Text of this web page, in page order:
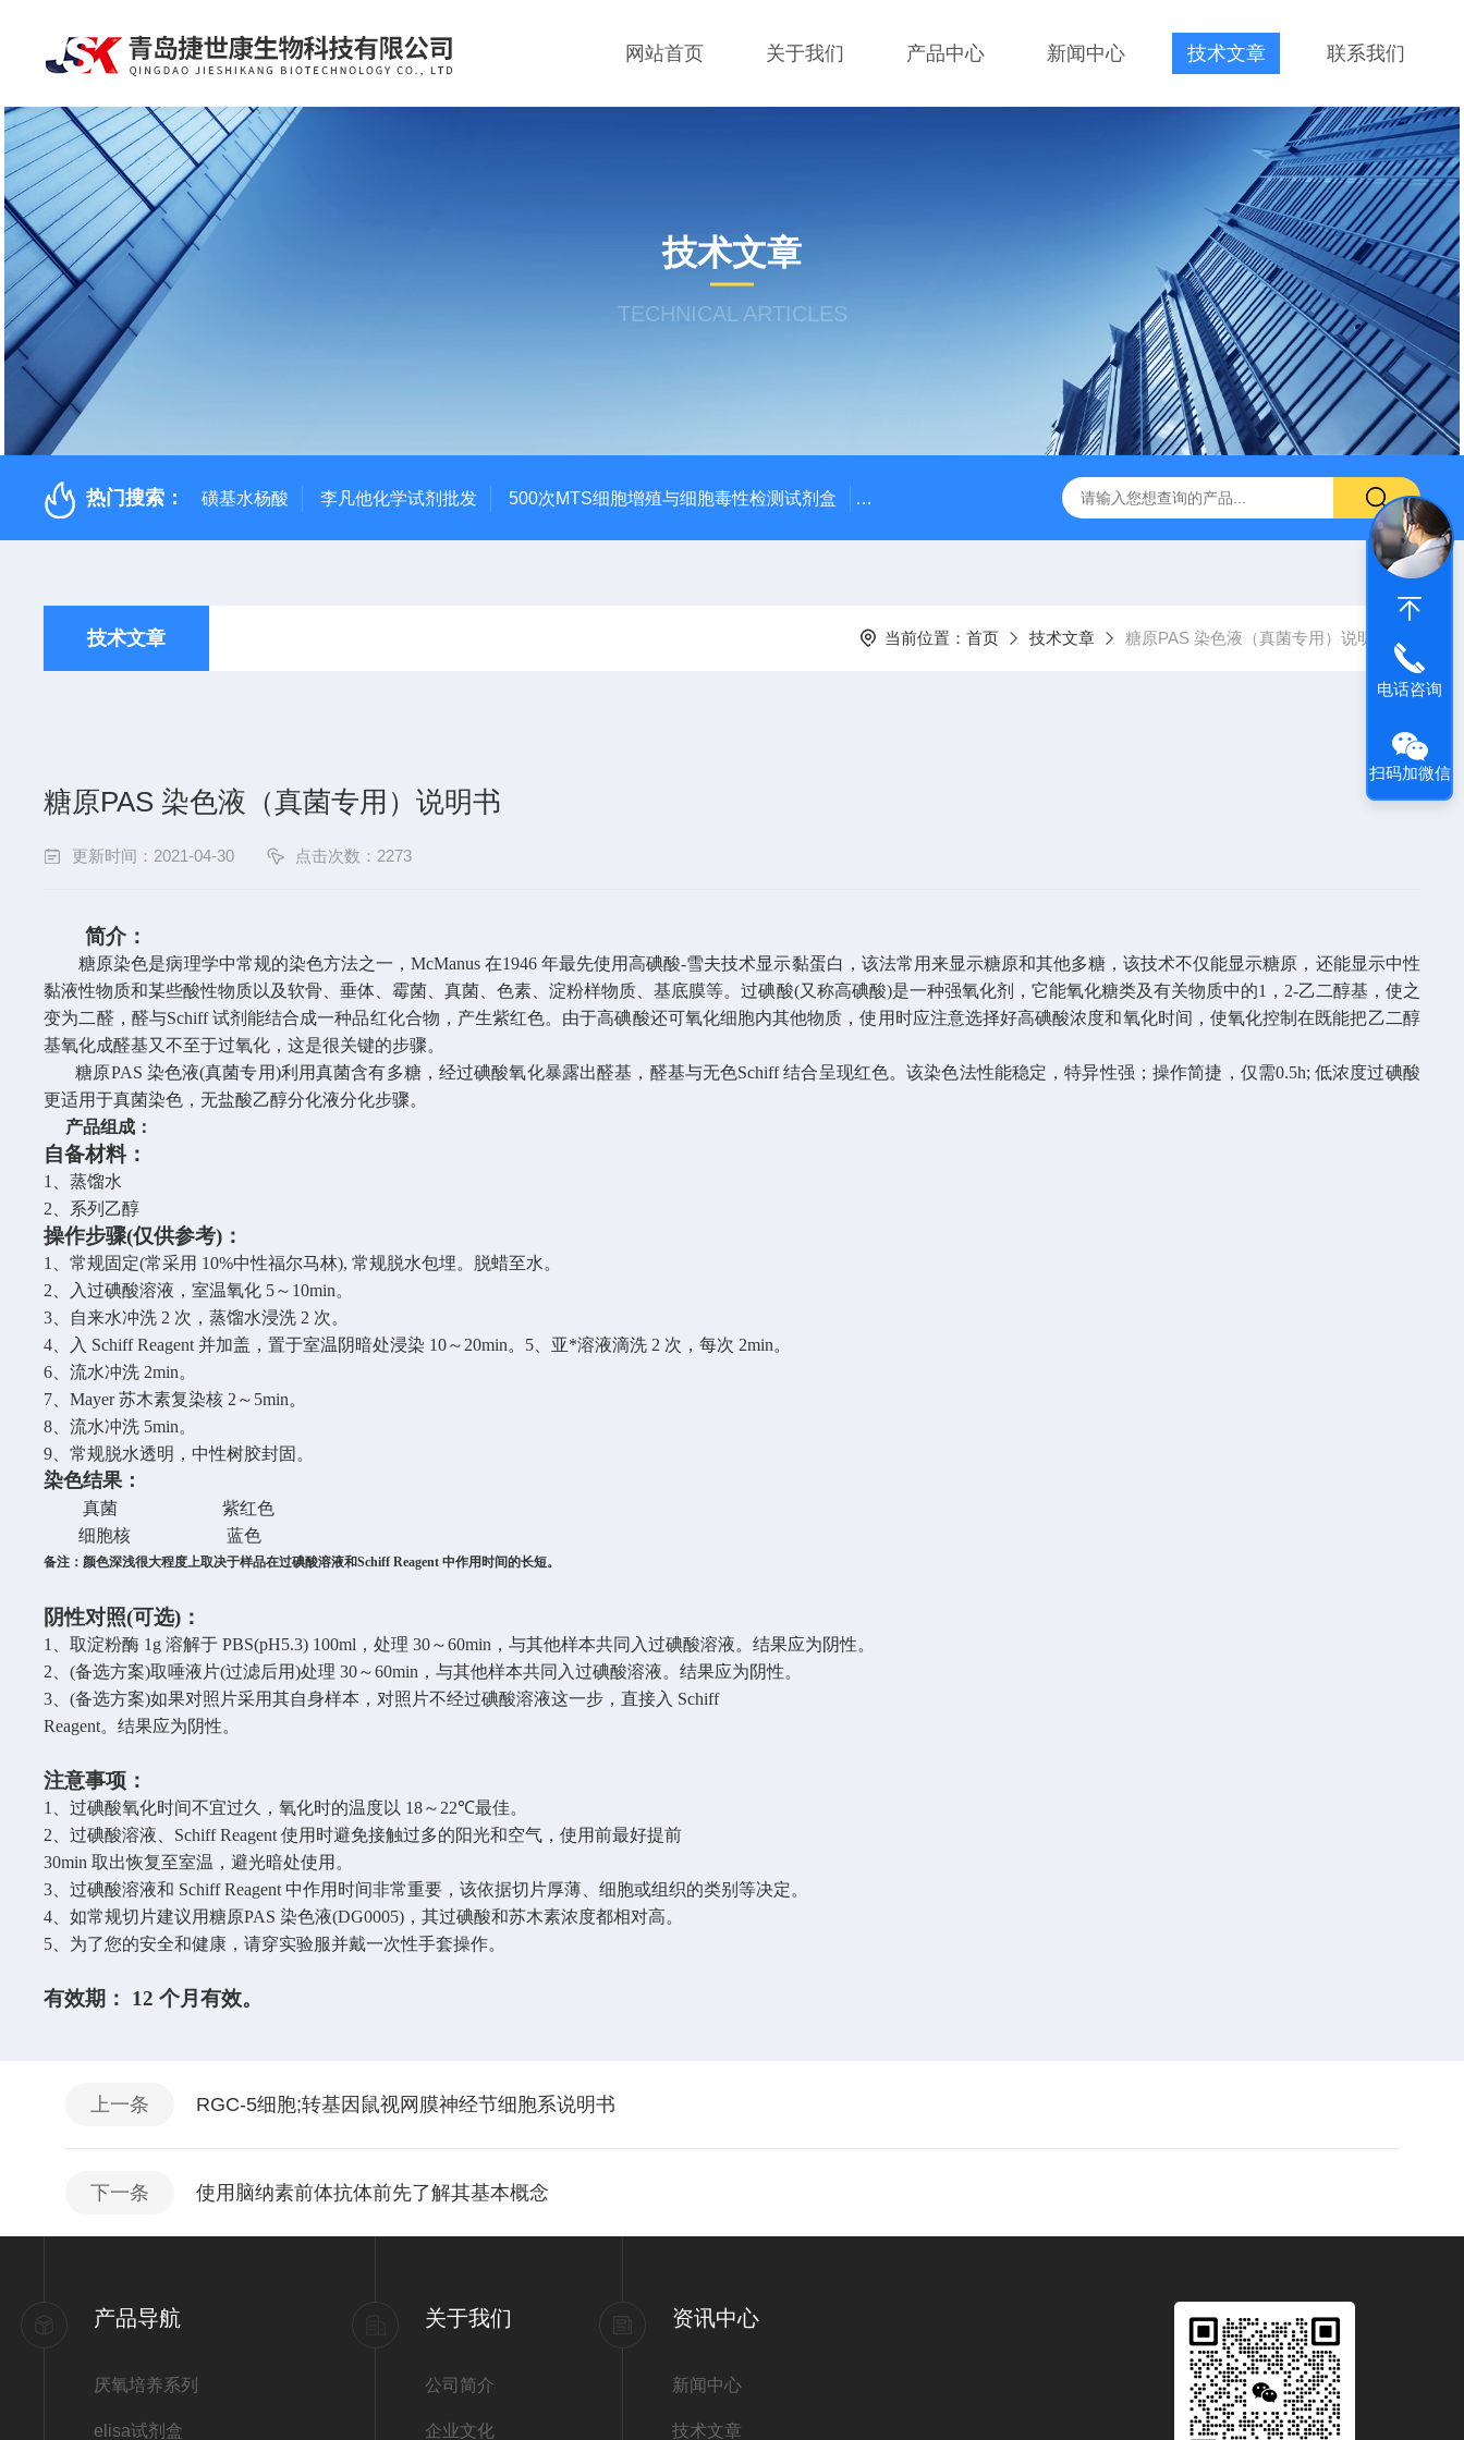
网站首页 关于我们 产品中心 新闻中心 技术文章 联系我们
技术文章
TECHNICAL ARTICLES
热门搜索： 磺基水杨酸 李凡他化学试剂批发 500次MTS细胞增殖与细胞毒性检测试剂盒 48t/96t国产ELISA试剂盒,免费代测
技术文章 当前位置： 首页 技术文章 糖原PAS 染色液（真菌专用）说明书
糖原PAS 染色液（真菌专用）说明书
更新时间：2021-04-30 点击次数：2273
产品简介：
糖原染色是病理学中常规的染色方法之一， McManus 在1946 年最先使用高碘酸-雪夫技术显示黏蛋白，该法常用来显示糖原和其他多糖，该技术不仅能显示糖原，还能显示中性
黏液性物质和某些酸性物质以及软骨、垂体、霉菌、真菌、色素、淀粉样物质、基底膜等。过碘酸(又称高碘酸)是一种强氧化剂，它能氧化糖类及有关物质中的1，2-乙二醇基，使之
变为二醛，醛与Schiff 试剂能结合成一种品红化合物，产生紫红色。由于高碘酸还可氧化细胞内其他物质，使用时应注意选择好高碘酸浓度和氧化时间，使氧化控制在既能把乙二醇
基氧化成醛基又不至于过氧化，这是很关键的步骤。
糖原PAS 染色液(真菌专用)利用真菌含有多糖，经过碘酸氧化暴露出醛基，醛基与无色Schiff 结合呈现红色。该染色法性能稳定，特异性强；操作简捷，仅需0.5h; 低浓度过碘酸
更适用于真菌染色，无盐酸乙醇分化液分化步骤。
产品组成：
自备材料：
1
、蒸馏水
2 、系列乙醇
操作步骤(仅供参考) ：
1 、常规固定(常采用 10%中性福尔马林),常规脱水包埋。脱蜡至水。
2 、入过碘酸溶液，室温氧化 5～ 10min。
3 、自来水冲洗 2 次，蒸馏水浸洗 2 次。
4 、入 Schiff Reagent并加盖，置于室温阴暗处浸染 10～ 20min。 5 、亚*溶液滴洗 2 次，每次 2min。
6 、流水冲洗 2min。
7 、Mayer苏木素复染核 2 ～ 5min。
8 、流水冲洗 5min。
9 、常规脱水透明，中性树胶封固。
染色结果：
真菌 紫红色
细胞核 蓝色
备注：颜色深浅很大程度上取决于样品在过碘酸溶液和Schiff Reagent中作用时间的长短。
阴性对照(可选) ：
1 、取淀粉酶 1g溶解于PBS(pH5.3) 100ml ，处理30～60min ，与其他样本共同入过碘酸溶液。结果应为阴性。
2 、(备选方案)取唾液片(过滤后用)处理30～60min ，与其他样本共同入过碘酸溶液。结果应为阴性。
3 、(备选方案)如果对照片采用其自身样本，对照片不经过碘酸溶液这一步，直接入 Schiff
Reagent。结果应为阴性。
注意事项：
1 、过碘酸氧化时间不宜过久，氧化时的温度以 18～ 22℃最佳。
2 、过碘酸溶液、 Schiff Reagent使用时避免接触过多的阳光和空气，使用前最好提前
30min取出恢复至室温，避光暗处使用。
3 、过碘酸溶液和 Schiff Reagent 中作用时间非常重要，该依据切片厚薄、细胞或组织的类别等决定。
4 、如常规切片建议用糖原PAS染色液(DG0005) ，其过碘酸和苏木素浓度都相对高。
5 、为了您的安全和健康，请穿实验服并戴一次性手套操作。
有效期： 12个月有效。
上一条 RGC-5细胞;转基因鼠视网膜神经节细胞系说明书
下一条 使用脑纳素前体抗体前先了解其基本概念
产品导航
厌氧培养系列
elisa试剂盒
关于我们
公司简介
企业文化
资讯中心
新闻中心
技术文章
电话咨询
扫码加微信